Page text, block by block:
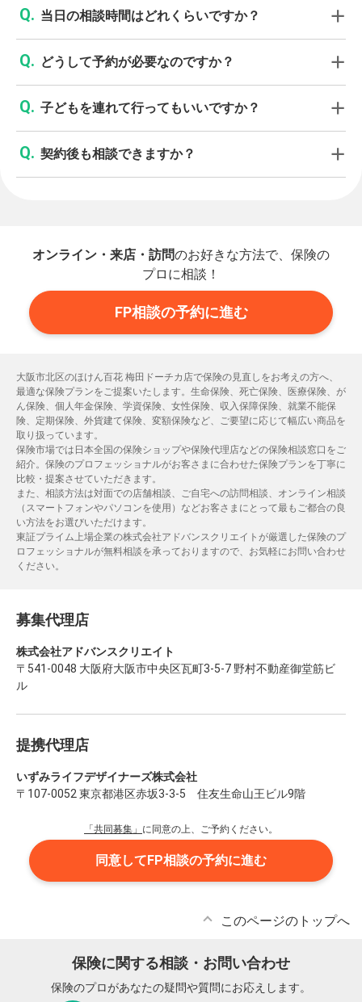
当日の相談時間はどれくらいですか？
どうして予約が必要なのですか？
子どもを連れて行ってもいいですか？
契約後も相談できますか？
オンライン・来店・訪問のお好きな方法で、保険の
プロに相談！
FP相談の予約に進む
大阪市北区のほけん百花 梅田ドーチカ店で保険の見直しをお考えの方へ、
最適な保険プランをご提案いたします。生命保険、死亡保険、医療保険、が
ん保険、個人年金保険、学資保険、女性保険、収入保障保険、就業不能保
険、定期保険、外貨建て保険、変額保険など、ご要望に応じて幅広い商品を
取り扱っています。
保険市場では日本全国の保険ショップや保険代理店などの保険相談窓口をご
紹介。保険のプロフェッショナルがお客さまに合わせた保険プランを丁寧に
比較・提案させていただきます。
また、相談方法は対面での店舗相談、ご自宅への訪問相談、オンライン相談
（スマートフォンやパソコンを使用）などお客さまにとって最もご都合の良
い方法をお選びいただけます。
東証プライム上場企業の株式会社アドバンスクリエイトが厳選した保険のプ
ロフェッショナルが無料相談を承っておりますので、お気軽にお問い合わせ
ください。
募集代理店
株式会社アドバンスクリエイト
〒541-0048 大阪府大阪市中央区瓦町3-5-7 野村不動産御堂筋ビ
ル
提携代理店
いずみライフデザイナーズ株式会社
〒107-0052 東京都港区赤坂3-3-5 住友生命山王ビル9階
「共同募集」 に同意の上、ご予約ください。
同意してFP相談の予約に進む
このページのトップへ
保険に関する相談・お問い合わせ
保険のプロがあなたの疑問や質問にお応えします。